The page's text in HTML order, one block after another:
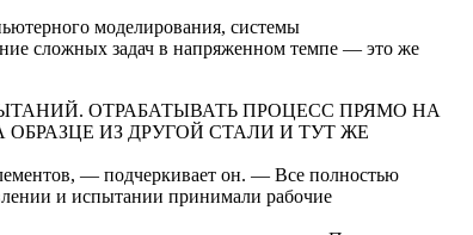
моделирования, системы
сложных задач в напряженном темпе — это же
ОТРАБАТЫВАТЬ ПРОЦЕСС ПРЯМО НА
ИЗ ДРУГОЙ СТАЛИ И ТУТ ЖЕ
— подчеркивает он. — Все полностью
и испытании принимали рабочие